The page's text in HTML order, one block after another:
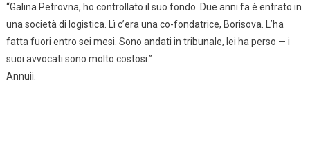
“Galina Petrovna, ho controllato il suo fondo. Due anni fa è entrato in
una società di logistica. Lì c’era una co-fondatrice, Borisova. L’ha
fatta fuori entro sei mesi. Sono andati in tribunale, lei ha perso — i
suoi avvocati sono molto costosi.”
Annuii.